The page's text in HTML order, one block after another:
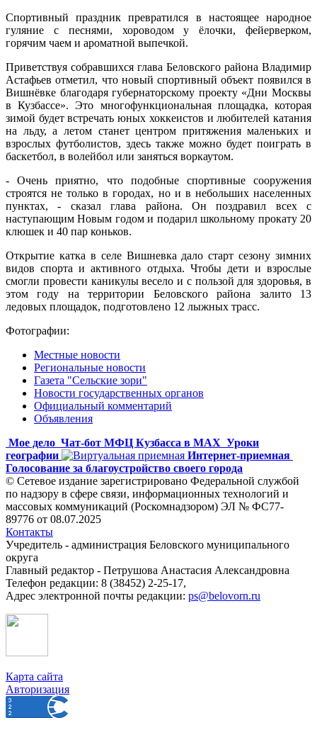
Спортивный праздник превратился в настоящее народное
гуляние с песнями, хороводом у ёлочки, фейерверком,
горячим чаем и ароматной выпечкой.
Приветствуя собравшихся глава Беловского района Владимир
Астафьев отметил, что новый спортивный объект появился в
Вишнёвке благодаря губернаторскому проекту «Дни Москвы
в Кузбассе». Это многофункциональная площадка, которая
зимой будет встречать юных хоккеистов и любителей катания
на льду, а летом станет центром притяжения маленьких и
взрослых футболистов, здесь также можно будет поиграть в
баскетбол, в волейбол или заняться воркаутом.
- Очень приятно, что подобные спортивные сооружения
строятся не только в городах, но и в небольших населенных
пунктах, - сказал глава района. Он поздравил всех с
наступающим Новым годом и подарил школьному прокату 20
клюшек и 40 пар коньков.
Открытие катка в селе Вишневка дало старт сезону зимних
видов спорта и активного отдыха. Чтобы дети и взрослые
смогли провести каникулы весело и с пользой для здоровья, в
этом году на территории Беловского района залито 13
ледовых площадок, подготовлено 12 лыжных трасс.
Фотографии:
Местные новости
Региональные новости
Газета "Сельские зори"
Новости государственных органов
Официальный комментарий
Объявления
Мое дело Чат-бот МФЦ Кузбасса в MAX Уроки
географии
Интернет-приемная
Голосование за благоустройство своего города
© Сетевое издание зарегистрировано Федеральной службой
по надзору в сфере связи, информационных технологий и
массовых коммуникаций (Роскомнадзором) ЭЛ № ФС77-
89776 от 08.07.2025
Контакты
Учредитель - администрация Беловского муниципального
округа
Главный редактор - Петрушова Анастасия Александровна
Телефон редакции: 8 (38452) 2-25-17,
Адрес электронной почты редакции: ps@belovorn.ru
Карта сайта
Авторизация